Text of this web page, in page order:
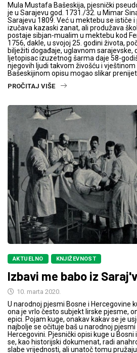
Mula Mustafa Bašeskija, pjesnički
je u Sarajevu god. 1731./32. u Mimar
Sarajevu 1809. Već u mektebu se ističe
izučava kazaski zanat, ali produžava
postaje sibjan-mualim u mektebu kod
1756, dakle, u svojoj 25. godini života,
bilježiti događaje, uglavnom sarajevske,
ljetopisac izuzetnog šarma daje 58-
njegovih ljudi takvom živošću i vještinom
Bašeskijinom opisu mogao slikar
PROČITAJ VIŠE
AKTUELNO KNJIŽEVNOST
Izbavi me babo iz
10. marta 2020.
U narodnoj pjesmi Bosne i Hercegovine
ona je vrlo često subjekt lirske pjesme,
epici. Pojam kuge, onakav kakav se je
najbolje se očituje baš u narodnoj
Hercegovini. Pjesnički opisi kuge u
se, kao historijski dokumenat, radi
slabe vrijednosti, ali unatoč tomu